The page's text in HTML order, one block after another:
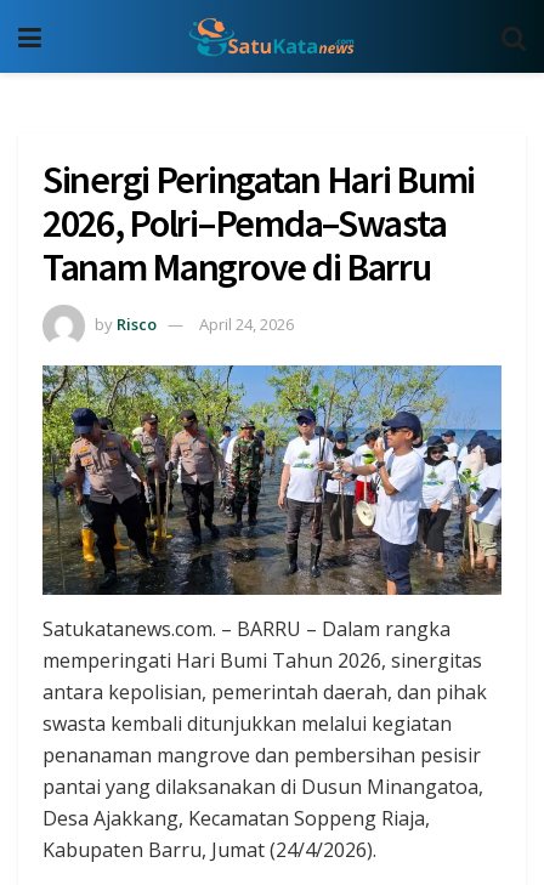
Sinergi Peringatan Hari Bumi
2026, Polri–Pemda–Swasta
Tanam Mangrove di Barru
by Risco April 24, 2026
Satukatanews.com. – BARRU – Dalam rangka
memperingati Hari Bumi Tahun 2026, sinergitas
antara kepolisian, pemerintah daerah, dan pihak
swasta kembali ditunjukkan melalui kegiatan
penanaman mangrove dan pembersihan pesisir
pantai yang dilaksanakan di Dusun Minangatoa,
Desa Ajakkang, Kecamatan Soppeng Riaja,
Kabupaten Barru, Jumat (24/4/2026).